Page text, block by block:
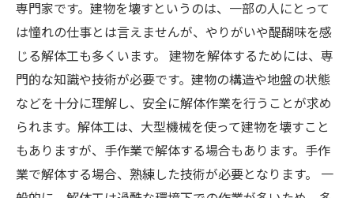
専門家です。建物を壊すというのは、一部の人にとって
は憧れの仕事とは言えませんが、やりがいや醍醐味を感
じる解体工も多くいます。 建物を解体するためには、専
門的な知識や技術が必要です。建物の構造や地盤の状態
などを十分に理解し、安全に解体作業を行うことが求め
られます。解体工は、大型機械を使って建物を壊すこと
もありますが、手作業で解体する場合もあります。手作
業で解体する場合、熟練した技術が必要となります。 一